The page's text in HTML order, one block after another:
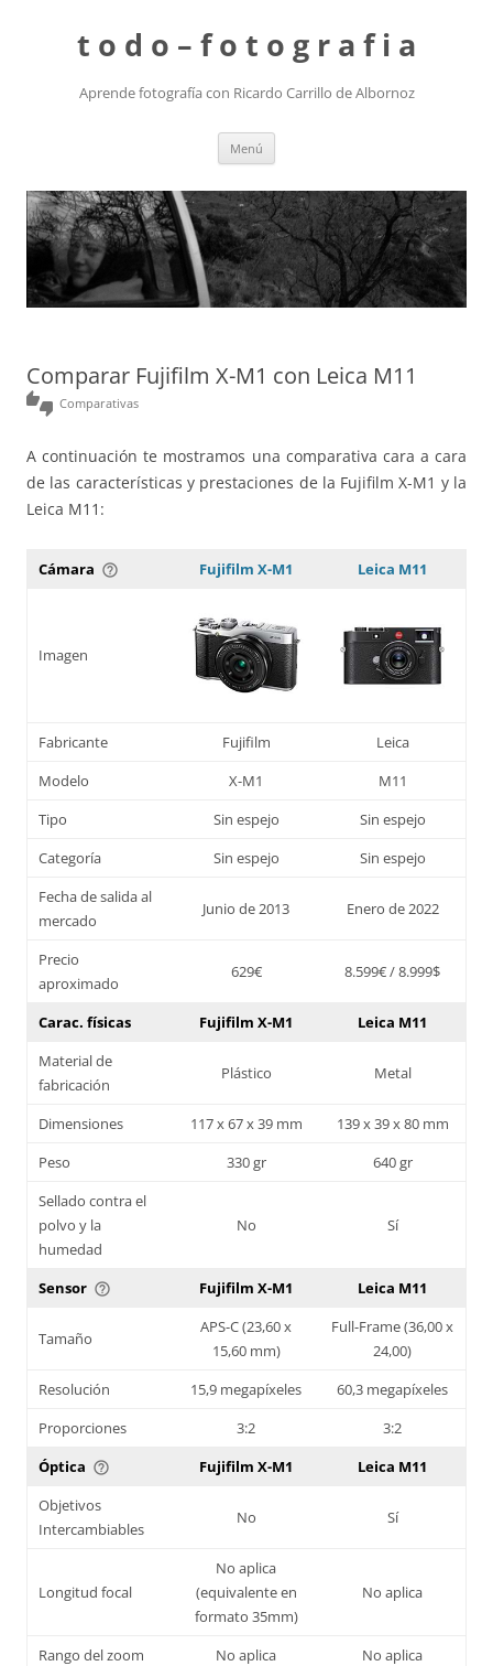
t o d o – f o t o g r a f i a
Aprende fotografía con Ricardo Carrillo de Albornoz
Menú
Comparar Fujifilm X-M1 con Leica M11
thumbs_up_down Comparativas
A continuación te mostramos una comparativa cara a cara
de las características y prestaciones de la Fujifilm X-M1 y la
Leica M11:
Cámara help_outline Fujifilm X-M1 Leica M11
Imagen
Fabricante Fujifilm
Leica
Modelo
X-M1
M11
Tipo
Sin espejo
Sin espejo
Categoría
Sin espejo
Sin espejo
Fecha de salida al
mercado
Junio de 2013 Enero de 2022
Precio
aproximado
629€ 8.599€ / 8.999$
Carac. físicas Fujifilm X-M1
Leica M11
Material de
fabricación
Plástico Metal
Dimensiones 117 x 67 x 39 mm
139 x 39 x 80 mm
Peso
330 gr
640 gr
Sellado contra el
polvo y la
humedad
No Sí
Sensor help_outline Fujifilm X-M1 Leica M11
Tamaño
APS-C (23,60 x
15,60 mm)
Full-Frame (36,00 x
24,00)
Resolución
15,9 megapíxeles
60,3 megapíxeles
Proporciones
3:2
3:2
Óptica help_outline Fujifilm X-M1
Leica M11
Objetivos
Intercambiables
No Sí
Longitud focal
No aplica
(equivalente en
formato 35mm)
No aplica
Rango del zoom No aplica
No aplica